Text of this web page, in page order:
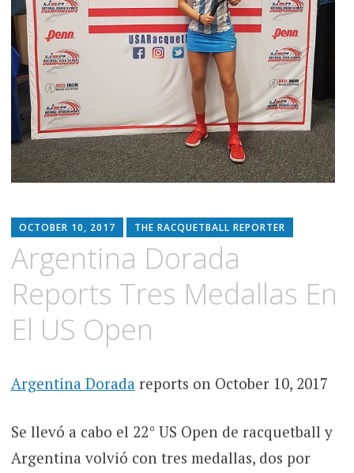
OCTOBER 10, 2017 THE RACQUETBALL REPORTER
Argentina Dorada
Reports Tres Medallas En
El US Open
Argentina Dorada reports on October 10, 2017
Se llevó a cabo el 22° US Open de racquetball y
Argentina volvió con tres medallas, dos por